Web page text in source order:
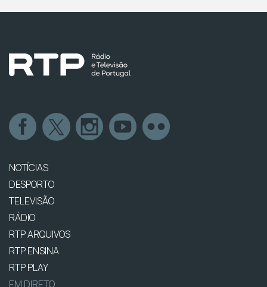
NOTÍCIAS
DESPORTO
TELEVISÃO
RÁDIO
RTP ARQUIVOS
RTP ENSINA
RTP PLAY
EM DIRETO